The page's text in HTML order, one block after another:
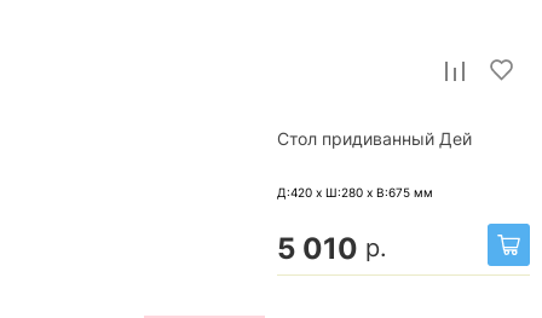
Стол придиванный Дей
Д:420 x Ш:280 x В:675 мм
5 010 р.